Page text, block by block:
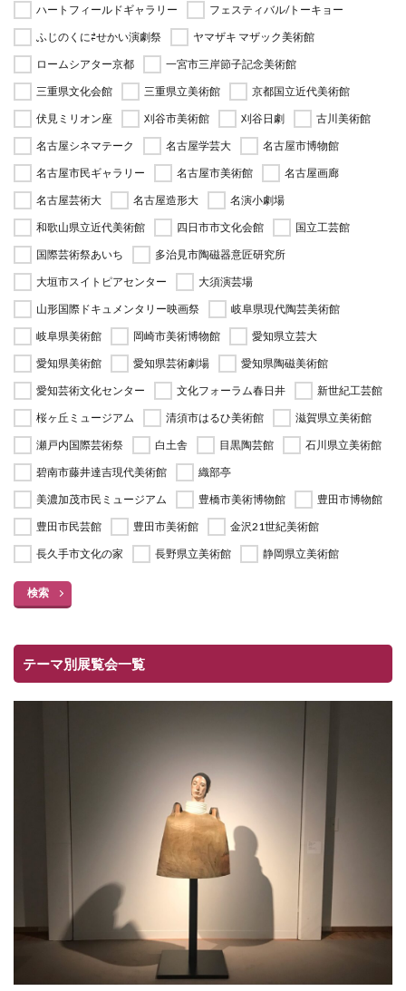
ハートフィールドギャラリー
フェスティバル/トーキョー
ふじのくに⇄せかい演劇祭
ヤマザキ マザック美術館
ロームシアター京都
一宮市三岸節子記念美術館
三重県文化会館
三重県立美術館
京都国立近代美術館
伏見ミリオン座
刈谷市美術館 刈谷日劇
古川美術館
名古屋シネマテーク
名古屋学芸大
名古屋市博物館
名古屋市民ギャラリー
名古屋市美術館
名古屋画廊
名古屋芸術大
名古屋造形大
名演小劇場
和歌山県立近代美術館
四日市市文化会館
国立工芸館
国際芸術祭あいち
多治見市陶磁器意匠研究所
大垣市スイトピアセンター
大須演芸場
山形国際ドキュメンタリー映画祭
岐阜県現代陶芸美術館
岐阜県美術館
岡崎市美術博物館
愛知県立芸大
愛知県美術館
愛知県芸術劇場
愛知県陶磁美術館
愛知芸術文化センター
文化フォーラム春日井
新世紀工芸館
桜ヶ丘ミュージアム
清須市はるひ美術館
滋賀県立美術館
瀬戸内国際芸術祭
白土舎 目黒陶芸館
石川県立美術館
碧南市藤井達吉現代美術館
織部亭
美濃加茂市民ミュージアム
豊橋市美術博物館
豊田市博物館
豊田市民芸館
豊田市美術館
金沢21世紀美術館
長久手市文化の家
長野県立美術館 静岡県立美術館
検索
テーマ別展覧会一覧